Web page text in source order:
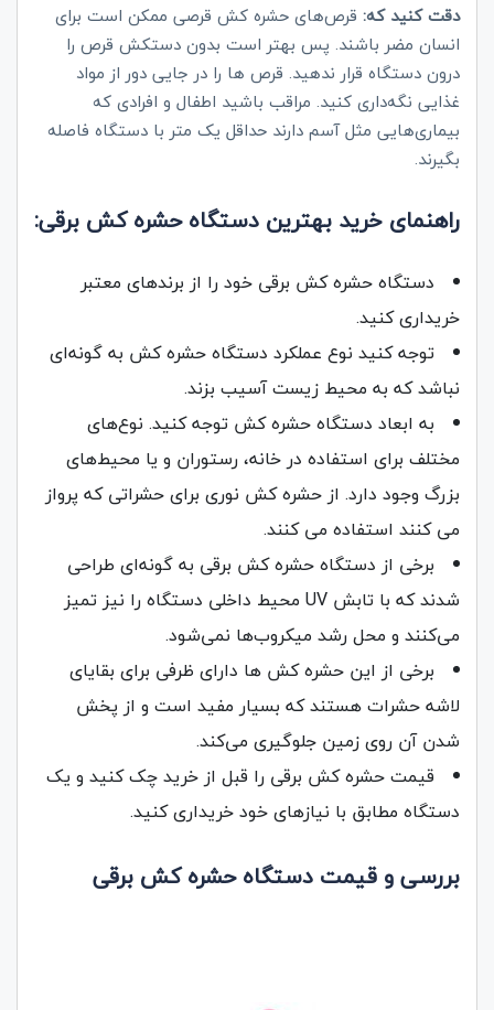
دقت کنید که: قرص‌های حشره کش قرصی ممکن است برای
انسان مضر باشند. پس بهتر است بدون دستکش قرص را
درون دستگاه قرار ندهید. قرص‌ ها را در جایی دور از مواد
غذایی نگه‌داری کنید. مراقب باشید اطفال و افرادی که
بیماری‌هایی مثل آسم دارند حداقل یک متر با دستگاه فاصله
بگیرند.
راهنمای خرید بهترین دستگاه حشره‌ کش برقی:
دستگاه حشره کش برقی خود را از برندهای معتبر
خریداری کنید.
توجه کنید نوع عملکرد دستگاه حشره کش به گونه‌ای
نباشد که به محیط زیست آسیب بزند.
به ابعاد دستگاه حشره کش توجه کنید. نوع‌های
مختلف برای استفاده در خانه، رستوران و یا محیط‌های
بزرگ وجود دارد. از حشره کش نوری برای حشراتی که پرواز
می کنند استفاده می کنند.
برخی از دستگاه‌ حشره کش برقی به گونه‌ای طراحی
شدند که با تابش UV محیط داخلی دستگاه را نیز تمیز
می‌کنند و محل رشد میکروب‌ها نمی‌شود.
برخی از این حشره‌ کش ها دارای ظرفی برای بقایای
لاشه حشرات هستند که بسیار مفید است و از پخش
شدن آن روی زمین جلوگیری می‌کند.
قیمت حشره کش برقی را قبل از خرید چک کنید و یک
دستگاه مطابق با نیازهای خود خریداری کنید.
بررسی و قیمت دستگاه حشره کش برقی